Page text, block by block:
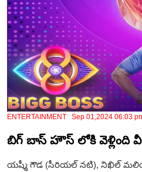
ENTERTAINMENT Sep 01,2024 06:03
బిగ్ బాస్ హౌస్ లోకి వెళ్లింది
యష్మీ గౌడ (సీరియల్ నటి), నిఖిల్